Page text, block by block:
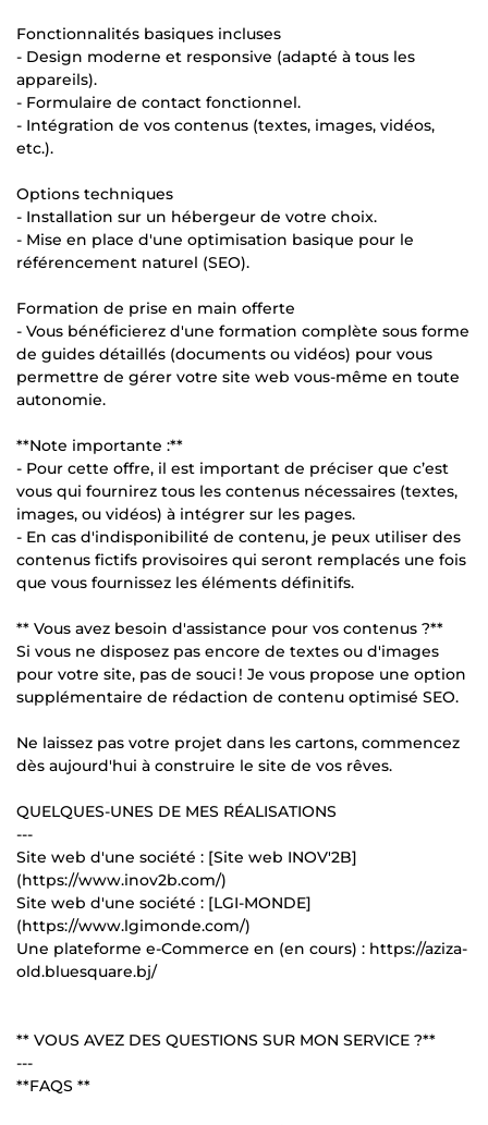
Fonctionnalités basiques incluses
- Design moderne et responsive (adapté à tous les
appareils).
- Formulaire de contact fonctionnel.
- Intégration de vos contenus (textes, images, vidéos,
etc.).
Options techniques
- Installation sur un hébergeur de votre choix.
- Mise en place d'une optimisation basique pour le
référencement naturel (SEO).
Formation de prise en main offerte
- Vous bénéficierez d'une formation complète sous forme
de guides détaillés (documents ou vidéos) pour vous
permettre de gérer votre site web vous-même en toute
autonomie.
**Note importante :**
- Pour cette offre, il est important de préciser que c’est
vous qui fournirez tous les contenus nécessaires (textes,
images, ou vidéos) à intégrer sur les pages.
- En cas d'indisponibilité de contenu, je peux utiliser des
contenus fictifs provisoires qui seront remplacés une fois
que vous fournissez les éléments définitifs.
** Vous avez besoin d'assistance pour vos contenus ?**
Si vous ne disposez pas encore de textes ou d'images
pour votre site, pas de souci ! Je vous propose une option
supplémentaire de rédaction de contenu optimisé SEO.
Ne laissez pas votre projet dans les cartons, commencez
dès aujourd'hui à construire le site de vos rêves.
QUELQUES-UNES DE MES RÉALISATIONS
---
Site web d'une société : [Site web INOV'2B]
(https://www.inov2b.com/)
Site web d'une société : [LGI-MONDE]
(https://www.lgimonde.com/)
Une plateforme e-Commerce en (en cours) : https://aziza-
old.bluesquare.bj/
** VOUS AVEZ DES QUESTIONS SUR MON SERVICE ?**
---
**FAQS **